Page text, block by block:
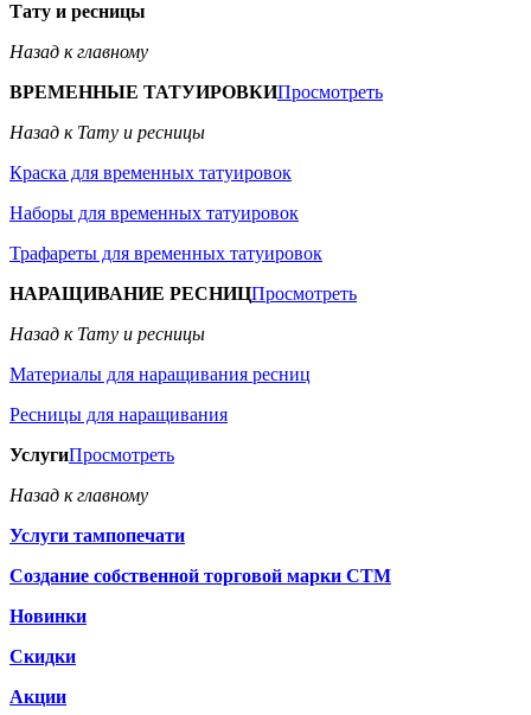
Тату и ресницы
Назад к главному
ВРЕМЕННЫЕ ТАТУИРОВКИПросмотреть
Назад к Тату и ресницы
Краска для временных татуировок
Наборы для временных татуировок
Трафареты для временных татуировок
НАРАЩИВАНИЕ РЕСНИЦПросмотреть
Назад к Тату и ресницы
Материалы для наращивания ресниц
Ресницы для наращивания
УслугиПросмотреть
Назад к главному
Услуги тампопечати
Создание собственной торговой марки СТМ
Новинки
Скидки
Акции